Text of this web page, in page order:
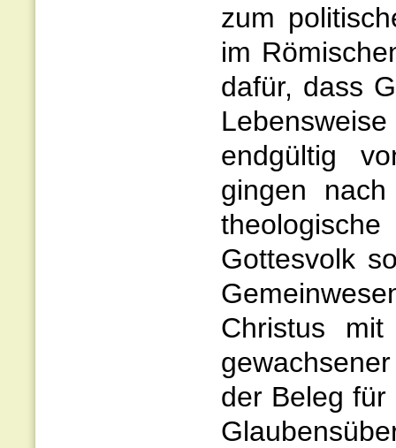
zum
im
dafür, dass
endgültig
gingen
Gottesvolk
Christus
der Beleg für